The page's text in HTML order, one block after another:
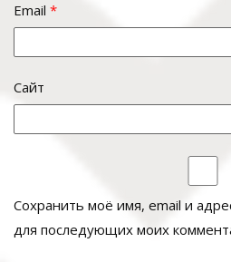
Email *
Сайт
Сохранить моё имя, email и
для последующих моих